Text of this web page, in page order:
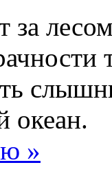
за
океан.
»